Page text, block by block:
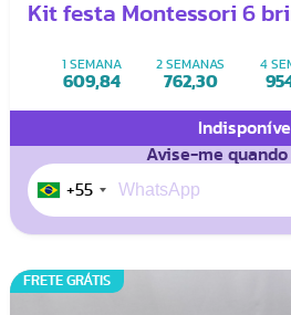
Kit festa Montessori 6
1 SEMANA
609,84
2 SEMANAS
762,30
4
Avise-me quando
+55
FRETE GRÁTIS